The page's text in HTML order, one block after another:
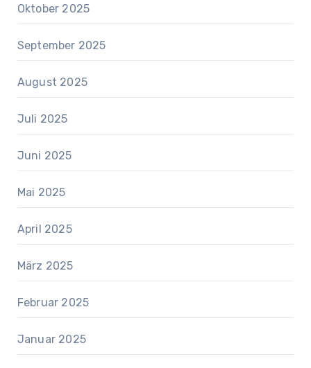
Oktober 2025
September 2025
August 2025
Juli 2025
Juni 2025
Mai 2025
April 2025
März 2025
Februar 2025
Januar 2025